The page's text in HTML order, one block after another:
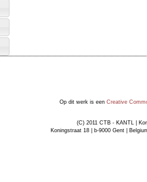
Op dit werk is een Creative
(C) 2011 CTB - KANTL |
Koningstraat 18 | b-9000 Gent |